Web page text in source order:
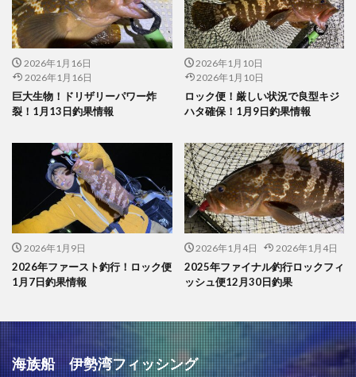
2026年1月16日
2026年1月16日
巨大生物！ドリザリーパワー炸
裂！1月13日釣果情報
2026年1月10日
2026年1月10日
ロック便！厳しい状況で良型キジ
ハタ確保！1月9日釣果情報
2026年1月9日
2026年ファースト釣行！ロック便
1月7日釣果情報
2026年1月4日 2026年1月4日
2025年ファイナル釣行ロックフィ
ッシュ便12月30日釣果
海族船 伊勢湾フィッシング